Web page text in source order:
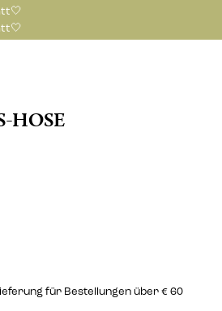
HOSE
für Bestellungen über € 60